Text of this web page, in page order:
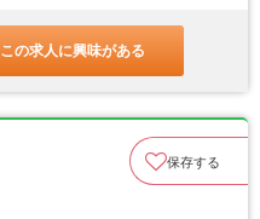
この求人に興味がある
保存する